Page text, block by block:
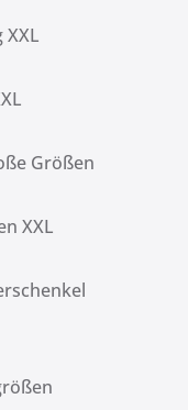
Größen
XXL